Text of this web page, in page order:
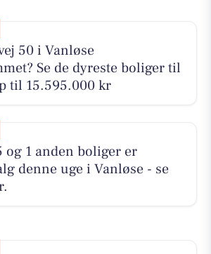
50 i Vanløse
Se de dyreste boliger til
til 15.595.000 kr
og 1 anden boliger er
denne uge i Vanløse - se